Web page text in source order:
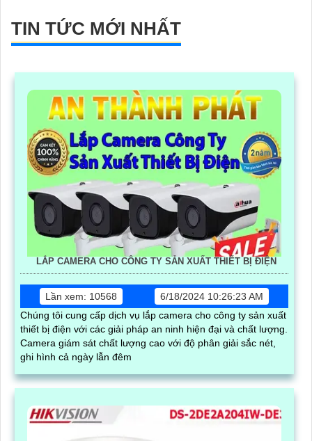
TIN TỨC MỚI NHẤT
LẮP CAMERA CHO CÔNG TY SẢN XUẤT THIẾT BỊ ĐIỆN
Lần xem: 10568
6/18/2024 10:26:23 AM
Chúng tôi cung cấp dịch vụ lắp camera cho công ty sản xuất
thiết bị điện với các giải pháp an ninh hiện đại và chất lượng.
Camera giám sát chất lượng cao với độ phân giải sắc nét,
ghi hình cả ngày lẫn đêm